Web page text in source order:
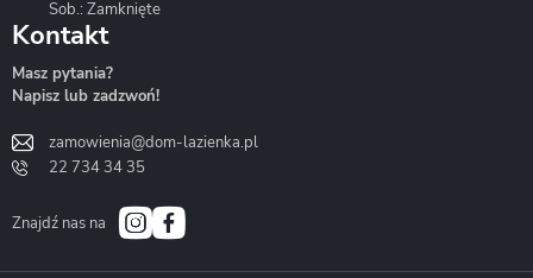
Liveno
Bath&Spa
Sob.: Zamknięte
Kontakt
Masz pytania?
Napisz lub zadzwoń!
zamowienia@dom-lazienka.pl
22 734 34 35
Znajdź nas na